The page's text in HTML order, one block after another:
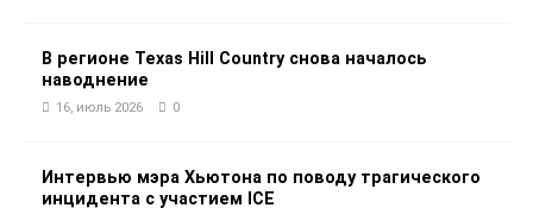
В регионе Texas Hill Country снова началось
наводнение
16, июль 2026 0
Интервью мэра Хьютона по поводу трагического
инцидента с участием ICE